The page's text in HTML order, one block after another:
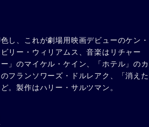
活躍をし、電子頭脳のある組織の中心部
し、これが劇場用映画デビューのケン・
リー・ウィリアムス、音楽はリチャー
」のマイケル・ケイン、「ホテル」のカ
フランソワーズ・ドルレアク、「消えた
。製作はハリー・サルツマン。